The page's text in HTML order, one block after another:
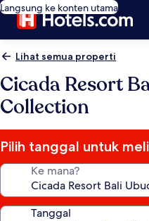
Langsung ke konten utama
Lihat semua properti
Cicada Resort
Collection
Pilih tanggal untuk
Ke mana?
Tanggal